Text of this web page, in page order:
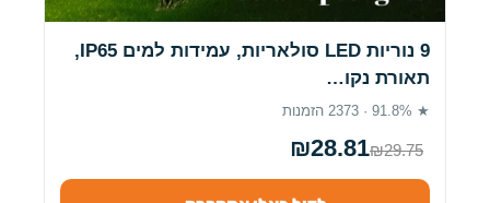
9 נוריות LED סולאריות, עמידות למים IP65,
תאורת נקו…
★ 91.8% · 2373 הזמנות
₪28.81₪29.75